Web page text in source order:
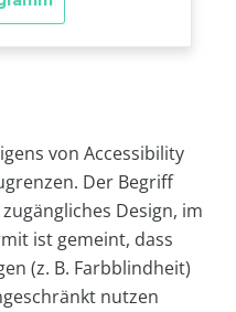
von Accessibility
Der Begriff
Design, im
ist gemeint, dass
(z. B. Farbblindheit)
nutzen